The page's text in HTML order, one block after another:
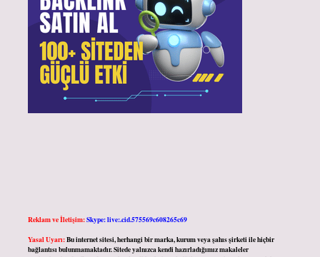
Reklam ve İletişim:Skype: live:.cid.575569c608265c69
Yasal Uyarı:Bu internet sitesi, herhangi bir marka, kurum veya şahıs şirketi ile hiçbir
bağlantısı bulunmamaktadır. Sitede yalnızca kendi hazırladığımız makaleler